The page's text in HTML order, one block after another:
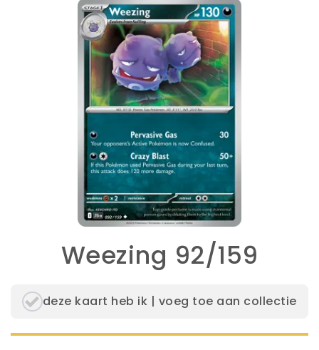
Weezing 92/159
deze kaart heb ik | voeg toe aan collectie